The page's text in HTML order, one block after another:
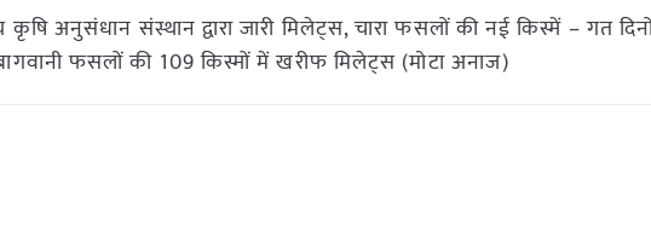
अनुसंधान संस्थान द्वारा जारी मिलेट्स, चारा फसलों की नई किस्में – गत दिनों
बागवानी फसलों की 109 किस्मों में खरीफ मिलेट्स (मोटा अनाज)